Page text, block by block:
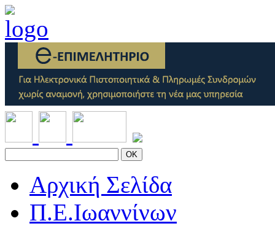
OK
Αρχική Σελίδα
Π.Ε.Ιωαννίνων